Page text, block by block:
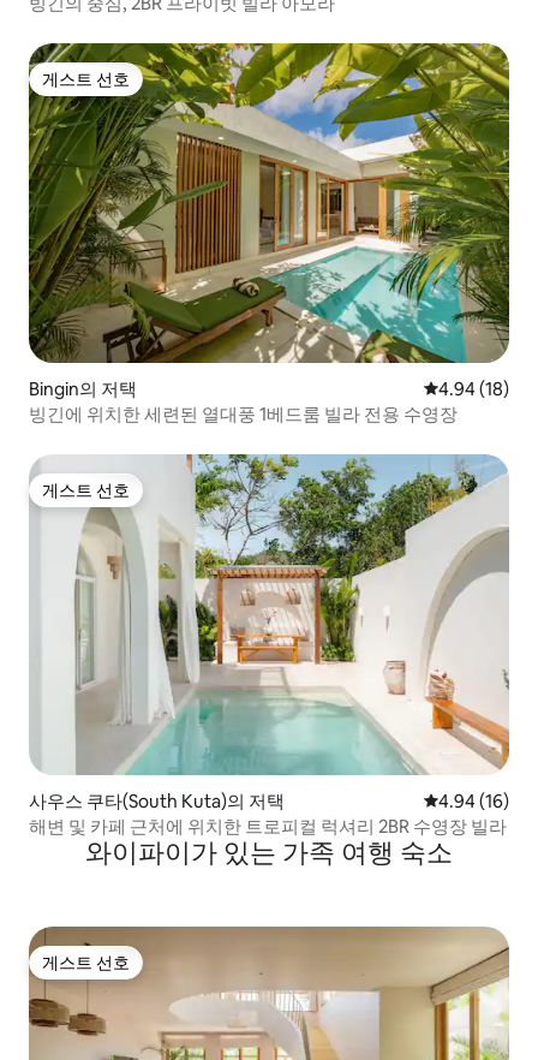
게스트 선호
게스트 선호
Bingin의 저택 평점 4.94점(5
4.94 (18)
빙긴에 위치한 세련된 열대풍 1베드룸 빌라 전용 수영장
게스트 선호
게스트 선호
사우스 쿠타(South Kuta)의 저택 평점 4.94점(5
4.94 (16)
해변 및 카페 근처에 위치한 트로피컬 럭셔리 2BR 수영장 빌라
와이파이가 있는 가족 여행 숙소
게스트 선호
게스트 선호